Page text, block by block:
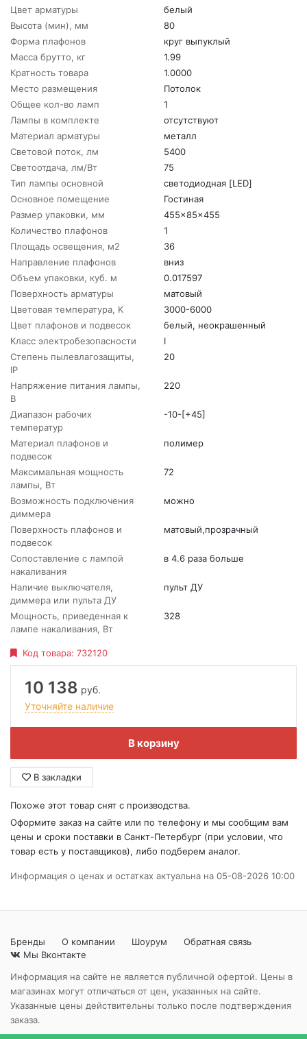
Цвет арматуры
белый
Высота (мин), мм
80
Форма плафонов
круг выпуклый
Масса брутто, кг
1.99
Кратность товара
1.0000
Место размещения
Потолок
Общее кол-во ламп
1
Лампы в комплекте
отсутствуют
Материал арматуры
металл
Световой поток, лм
5400
Светоотдача, лм/Вт
75
Тип лампы основной
светодиодная [LED]
Основное помещение
Гостиная
Размер упаковки, мм
455x85x455
Количество плафонов
1
Площадь освещения, м2
36
Направление плафонов
вниз
Объем упаковки, куб. м
0.017597
Поверхность арматуры
матовый
Цветовая температура, K
3000-6000
Цвет плафонов и подвесок
белый, неокрашенный
Класс электробезопасности
I
Степень пылевлагозащиты,
IP
20
Напряжение питания лампы,
В
220
Диапазон рабочих
температур
-10-[+45]
Материал плафонов и
подвесок
полимер
Максимальная мощность
лампы, Вт
72
Возможность подключения
диммера
можно
Поверхность плафонов и
подвесок
матовый,прозрачный
Сопоставление с лампой
накаливания
в 4.6 раза больше
Наличие выключателя,
диммера или пульта ДУ
пульт ДУ
Мощность, приведенная к
лампе накаливания, Вт
328
Код товара: 732120
10 138 руб.
Уточняйте наличие
В корзину
В закладки
Похоже этот товар снят с производства.
Оформите заказ на сайте или по телефону и мы сообщим вам
цены и сроки поставки в Санкт-Петербург (при условии, что
товар есть у поставщиков), либо подберем аналог.
Информация о ценах и остатках актуальна на 05-08-2026 10:00
Бренды О компании Шоурум
Обратная связь
Мы Вконтакте
Информация на сайте не является публичной офертой. Цены в
магазинах могут отличаться от цен, указанных на сайте.
Указанные цены действительны только после подтверждения
заказа.